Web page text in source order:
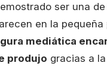
ser una
en la
mediática
produjo gracias a